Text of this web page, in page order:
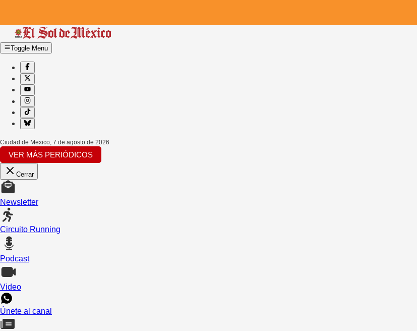
Toggle Menu
Ciudad de Mexico, 7 de agosto de 2026
VER MÁS PERIÓDICOS
Cerrar
Newsletter
Circuito Running
Podcast
Video
Únete al canal